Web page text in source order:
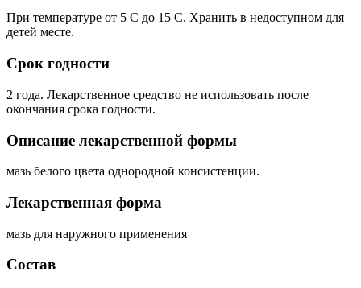
При температуре от 5 C до 15 C. Хранить в недоступном для
детей месте.
Срок годности
2 года. Лекарственное средство не использовать после
окончания срока годности.
Описание лекарственной формы
мазь белого цвета однородной консистенции.
Лекарственная форма
мазь для наружного применения
Состав